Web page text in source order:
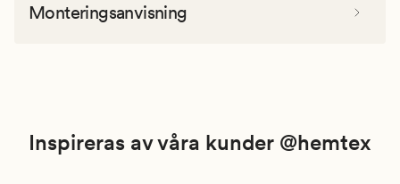
Monteringsanvisning
Inspireras av våra kunder @hemtex